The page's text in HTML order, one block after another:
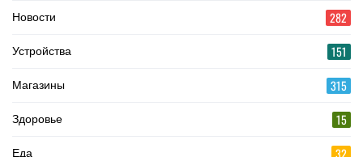
Новости 282
Устройства 151
Магазины 315
Здоровье 15
Еда 32